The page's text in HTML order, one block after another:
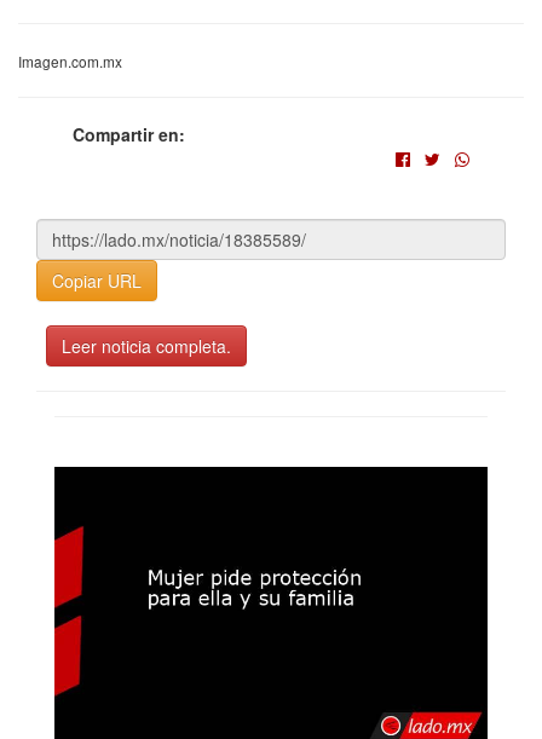
Imagen.com.mx
Compartir en:
Copiar URL
Leer noticia completa.